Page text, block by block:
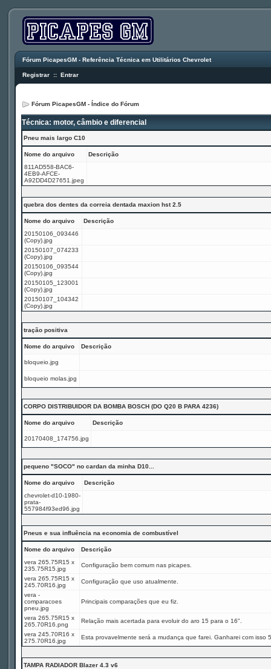
Fórum PicapesGM - Referência Técnica em Utilitários Chevrolet
Registrar :: Entrar
Fórum PicapesGM - Índice do Fórum
Técnica: motor, câmbio e diferencial
Pneu mais largo C10
Nome do arquivo
Descrição
811AD558-BAC6-
4EB9-AFCE-
A92DD4D27651.jpeg
quebra dos dentes da correia dentada maxion hst 2.5
Nome do arquivo
Descrição
20150106_093446
(Copy).jpg
20150107_074233
(Copy).jpg
20150106_093544
(Copy).jpg
20150105_123001
(Copy).jpg
20150107_104342
(Copy).jpg
tração positiva
Nome do arquivo Descrição
bloqueio.jpg
bloqueio molas.jpg
CORPO DISTRIBUIDOR DA BOMBA BOSCH (DO Q20 B PARA 4236)
Nome do arquivo Descrição
20170408_174756.jpg
pequeno "SOCO" no cardan da minha D10...
Nome do arquivo
Descrição
chevrolet-d10-1980-
prata-
557984f93ed96.jpg
Pneus e sua influência na economia de combustível
Nome do arquivo
Descrição
vera 265.75R15 x
235.75R15.jpg
Configuração bem comum nas picapes.
vera 265.75R15 x
245.70R16.jpg
Configuração que uso atualmente.
vera -
comparacoes
pneu.jpg
Principais comparações que eu fiz.
vera 265.75R15 x
265.70R16.png
Relação mais acertada para evoluir do aro 15 para o 16".
vera 245.70R16 x
275.70R16.jpg
Esta provavelmente será a mudança que farei. Ganharei com isso
TAMPA RADIADOR Blazer 4.3 v6